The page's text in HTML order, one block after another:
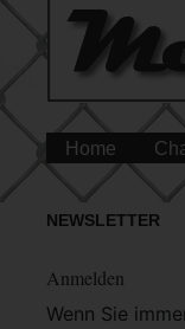
Home
NEWSLETTER
Anmelden
Wenn Sie